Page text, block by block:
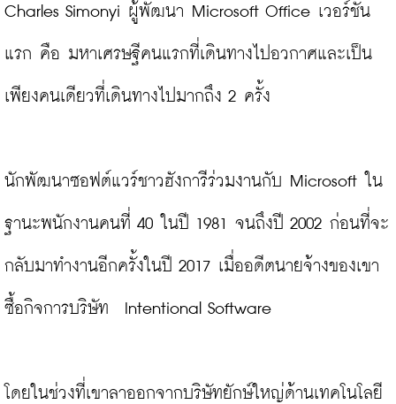
Charles Simonyi ผู้พัฒนา Microsoft Office เวอร์ชั่น
แรก คือ มหาเศรษฐีคนแรกที่เดินทางไปอวกาศและเป็น
เพียงคนเดียวที่เดินทางไปมากถึง 2 ครั้ง
นักพัฒนาซอฟต์แวร์ชาวฮังการีร่วมงานกับ Microsoft ใน
ฐานะพนักงานคนที่ 40 ในปี 1981 จนถึงปี 2002 ก่อนที่จะ
กลับมาทำงานอีกครั้งในปี 2017 เมื่ออดีตนายจ้างของเขา
ซื้อกิจการบริษัท Intentional Software
โดยในช่วงที่เขาลาออกจากบริษัทยักษ์ใหญ่ด้านเทคโนโลยี